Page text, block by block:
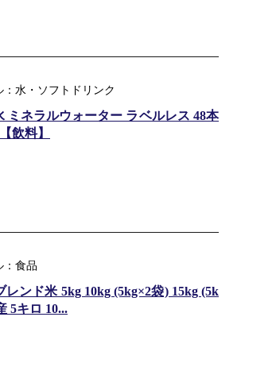
水・ソフトドリンク
ミネラルウォーター ラベルレス 48本
飲料】
：食品
ンド米 5kg 10kg (5kg×2袋) 15kg (5k
5キロ 10...